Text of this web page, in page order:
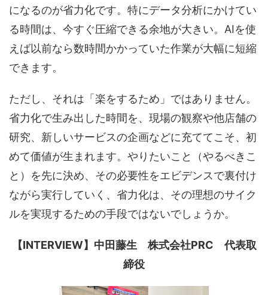
になるのが省力化です。特にデータ分析にかけてい
る時間は、今すぐ圧縮できる余地が大きい。AIを使
えば以前なら数時間かかっていた作業が大幅に短縮
できます。
ただし、それは「楽をするため」ではありません。
省力化で生み出した時間を、現場の観察や他店舗の
研究、新しいサービスの企画などに充ててこそ、初
めて価値が生まれます。やりたいこと（やるべきこ
と）を先に決め、その必要性をエビデンスで裏付け
ながら実行していく、省力化は、その理想のサイク
ルを実現するための手段ではないでしょうか。
【INTERVIEW】中田藤生 株式会社PRC 代表取
締役